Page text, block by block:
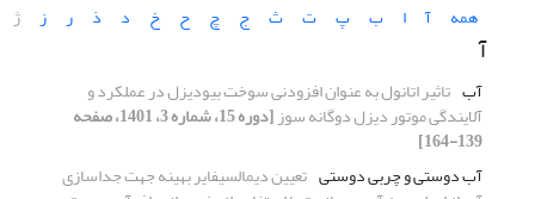
همه
آ ا ب پ ت ث ج چ ح خ د ذ ر ز ژ
آ
آب تاثیر اتانول به عنوان افزودنی سوخت بیودیزل در عملکرد و
آلایندگی موتور دیزل دوگانه سوز [دوره 15، شماره 3، 1401، صفحه
139-164]
آب دوستی و چربی دوستی تعیین دیمالسیفایر بهینه جهت جداسازی